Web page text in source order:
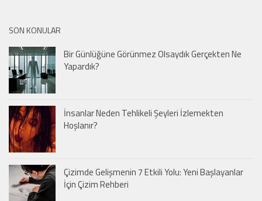
SON KONULAR
Bir Günlüğüne Görünmez Olsaydık Gerçekten Ne
Yapardık?
İnsanlar Neden Tehlikeli Şeyleri İzlemekten
Hoşlanır?
Çizimde Gelişmenin 7 Etkili Yolu: Yeni Başlayanlar
İçin Çizim Rehberi